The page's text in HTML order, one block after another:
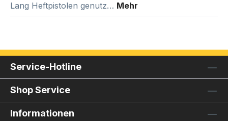
Lang Heftpistolen genutz… Mehr
Service-Hotline
Shop Service
Informationen